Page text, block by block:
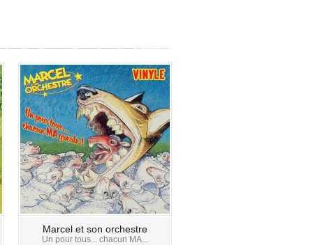
Marcel et son orchestre
Un pour tous... chacun MA...